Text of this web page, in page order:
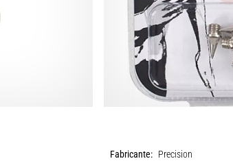
Fabricante: Precision